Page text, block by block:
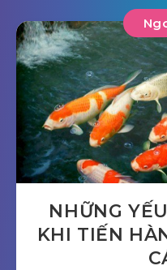
NHỮNG
KHI TIẾN